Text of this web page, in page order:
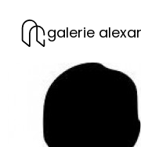
galerie